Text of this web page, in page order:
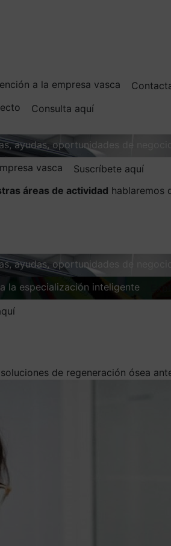
a la empresa vasca
Consulta aquí
ayudas, oportunidades de
vasca
Suscríbete aquí
áreas de actividad hablaremos
ayudas, oportunidades de
la especialización inteligente
de regeneración ósea